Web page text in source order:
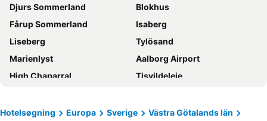
Clarion Hotel Post
Comfort Hotel Göteborg
Clarion Hotel Draken
Clarion Hotel Karlatornet
Comfort Hotel Panorama
Elite Park Avenue Hotel
Hotel Riverton
Clarion Hotel The Pier
Quality Hotel 11 & Eriksbergshallen
Hotel Heden, BW Signature Collection
Scandic No. 25
Scandic Rubinen
Djurs Sommerland
Blokhus
Fårup Sommerland
Isaberg
Liseberg
Tylösand
Marienlyst
Aalborg Airport
High Chaparral
Tisvildeleje
Ge-kås
Skallerup
Hotelsøgning Europa Sverige
Västra Götalands län